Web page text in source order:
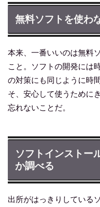
無料ソフトを使わ
本来、一番いいのは無料
こと。ソフトの開発には
の対策にも同じように時
そ、安心して使うために
忘れないことだ。
ソフトインストー
か調べる
出所がはっきりしている